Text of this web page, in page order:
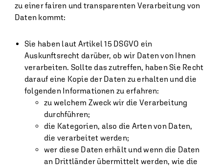
zu einer fairen und transparenten Verarbeitung von
Daten kommt:
Sie haben laut Artikel 15 DSGVO ein
Auskunftsrecht darüber, ob wir Daten von Ihnen
verarbeiten. Sollte das zutreffen, haben Sie Recht
darauf eine Kopie der Daten zu erhalten und die
folgenden Informationen zu erfahren:
zu welchem Zweck wir die Verarbeitung
durchführen;
die Kategorien, also die Arten von Daten,
die verarbeitet werden;
wer diese Daten erhält und wenn die Daten
an Drittländer übermittelt werden, wie die